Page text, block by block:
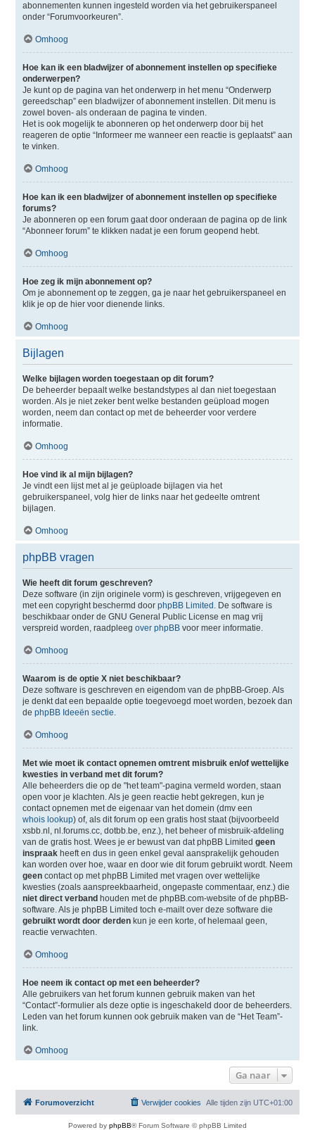
abonnementen kunnen ingesteld worden via het gebruikerspaneel
onder “Forumvoorkeuren”.
Omhoog
Hoe kan ik een bladwijzer of abonnement instellen op specifieke
onderwerpen?
Je kunt op de pagina van het onderwerp in het menu “Onderwerp
gereedschap” een bladwijzer of abonnement instellen. Dit menu is
zowel boven- als onderaan de pagina te vinden.
Het is ook mogelijk te abonneren op het onderwerp door bij het
reageren de optie “Informeer me wanneer een reactie is geplaatst” aan
te vinken.
Omhoog
Hoe kan ik een bladwijzer of abonnement instellen op specifieke
forums?
Je abonneren op een forum gaat door onderaan de pagina op de link
“Abonneer forum” te klikken nadat je een forum geopend hebt.
Omhoog
Hoe zeg ik mijn abonnement op?
Om je abonnement op te zeggen, ga je naar het gebruikerspaneel en
klik je op de hier voor dienende links.
Omhoog
Bijlagen
Welke bijlagen worden toegestaan op dit forum?
De beheerder bepaalt welke bestandstypes al dan niet toegestaan
worden. Als je niet zeker bent welke bestanden geüpload mogen
worden, neem dan contact op met de beheerder voor verdere
informatie.
Omhoog
Hoe vind ik al mijn bijlagen?
Je vindt een lijst met al je geüploade bijlagen via het
gebruikerspaneel, volg hier de links naar het gedeelte omtrent
bijlagen.
Omhoog
phpBB vragen
Wie heeft dit forum geschreven?
Deze software (in zijn originele vorm) is geschreven, vrijgegeven en
met een copyright beschermd door phpBB Limited . De software is
beschikbaar onder de GNU General Public License en mag vrij
verspreid worden, raadpleeg over phpBBvoor meer informatie.
Omhoog
Waarom is de optie X niet beschikbaar?
Deze software is geschreven en eigendom van de phpBB-Groep. Als
je denkt dat een bepaalde optie toegevoegd moet worden, bezoek dan
de phpBB Ideeën sectie.
Omhoog
Met wie moet ik contact opnemen omtrent misbruik en/of wettelijke
kwesties in verband met dit forum?
Alle beheerders die op de "het team"-pagina vermeld worden, staan
open voor je klachten. Als je geen reactie hebt gekregen, kun je
contact opnemen met de eigenaar van het domein (dmv een
whois lookup) of, als dit forum op een gratis host staat (bijvoorbeeld
xsbb.nl, nl.forums.cc, dotbb.be, enz.), het beheer of misbruik-afdeling
van de gratis host. Wees je er bewust van dat phpBB Limited geen
inspraakheeft en dus in geen enkel geval aansprakelijk gehouden
kan worden over hoe, waar en door wie dit forum gebruikt wordt. Neem
geencontact op met phpBB Limited met vragen over wettelijke
kwesties (zoals aanspreekbaarheid, ongepaste commentaar, enz.) die
niet direct verband houden met de phpBB.com-website of de phpBB-
software. Als je phpBB Limited toch e-mailt over deze software die
gebruikt wordt door derdenkun je een korte, of helemaal geen,
reactie verwachten.
Omhoog
Hoe neem ik contact op met een beheerder?
Alle gebruikers van het forum kunnen gebruik maken van het
“Contact”-formulier als deze optie is ingeschakeld door de beheerders.
Leden van het forum kunnen ook gebruik maken van de “Het Team”-
link.
Omhoog
Ga naar
Forumoverzicht Alle tijden zijn UTC+01:00
Verwijder cookies
Powered by phpBB® Forum Software © phpBB Limited